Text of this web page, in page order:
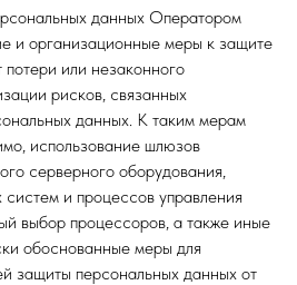
данных Оператором
и организационные меры к защите
или незаконного
рисков, связанных
данных. К таким мерам
использование шлюзов
серверного оборудования,
и процессов управления
выбор процессоров, а также иные
обоснованные меры для
защиты персональных данных от